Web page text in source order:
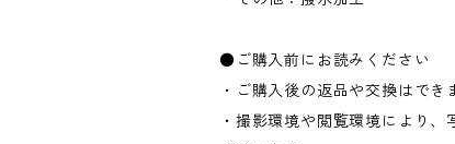
●ご購入前にお読みください
・ご購入後の返品や交換はでき
・撮影環境や閲覧環境により